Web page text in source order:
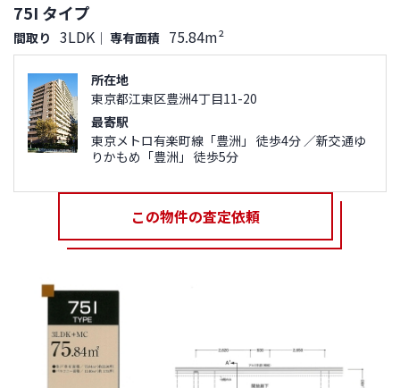
75I タイプ
間取り 3LDK ｜ 専有面積 75.84m²
所在地
東京都江東区豊洲4丁目11-20
最寄駅
東京メトロ有楽町線「豊洲」 徒歩4分 ／新交通ゆ
りかもめ「豊洲」 徒歩5分
この物件の査定依頼